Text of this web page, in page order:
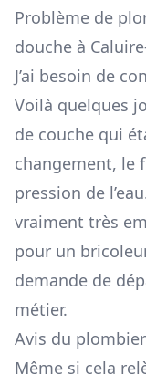
Problème de
douche à
J’ai besoin de
Voilà quelques
de couche qui
changement, le
pression de
vraiment très
pour un
demande de
métier.
Avis du plombier
Même si cela